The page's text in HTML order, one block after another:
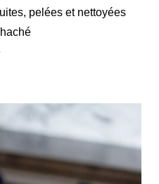
pelées et nettoyées